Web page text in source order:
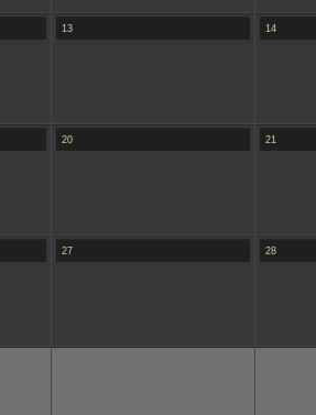
13 14
20 21
27 28